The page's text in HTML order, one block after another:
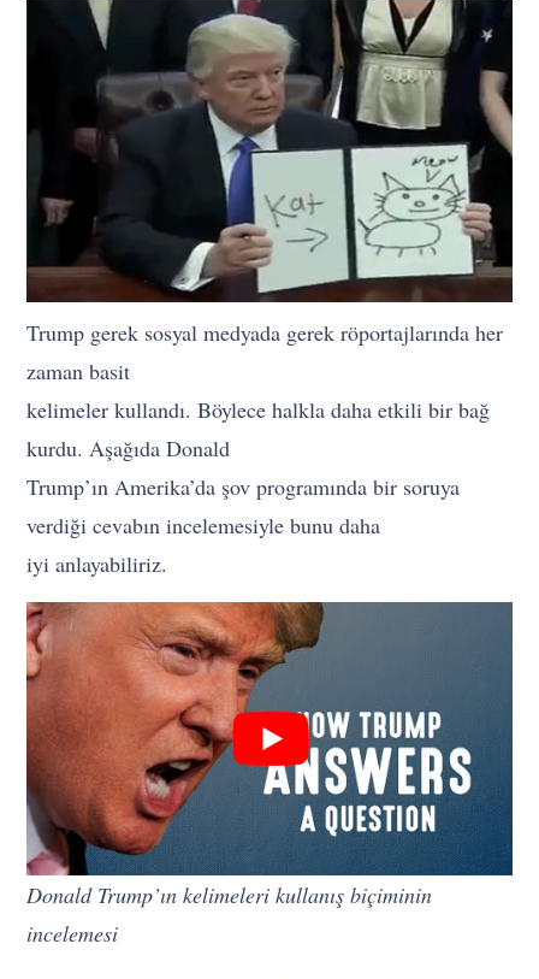
Trump gerek sosyal medyada gerek röportajlarında her
zaman basit
kelimeler kullandı. Böylece halkla daha etkili bir bağ
kurdu. Aşağıda Donald
Trump’ın Amerika’da şov programında bir soruya
verdiği cevabın incelemesiyle bunu daha
iyi anlayabiliriz.
Donald Trump’ın kelimeleri kullanış biçiminin
incelemesi